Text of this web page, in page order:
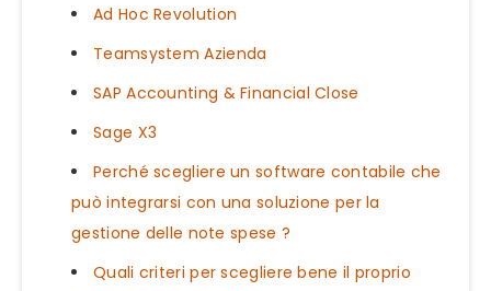
Ad Hoc Revolution
Teamsystem Azienda
SAP Accounting & Financial Close
Sage X3
Perché scegliere un software contabile che
può integrarsi con una soluzione per la
gestione delle note spese ?
Quali criteri per scegliere bene il proprio